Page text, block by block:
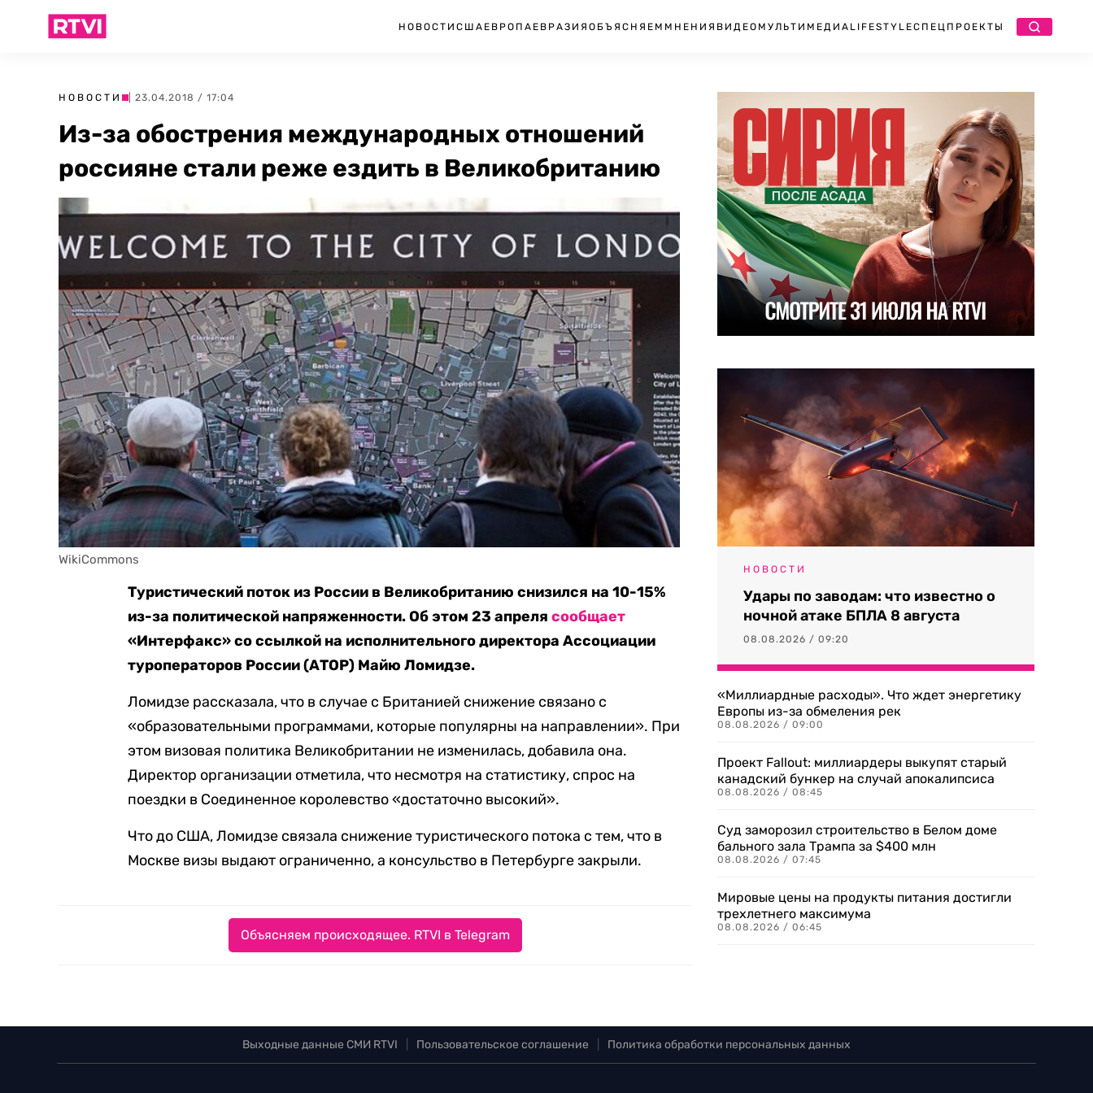
НОВОСТИ США ЕВРОПА ЕВРАЗИЯ ОБЪЯСНЯЕМ МНЕНИЯ ВИДЕО МУЛЬТИМЕДИА LIFESTYLEСПЕЦПРОЕКТЫ
НОВОСТИ | 23.04.2018 / 17:04
Из-за обострения международных отношений
россияне стали реже ездить в Великобританию
WikiCommons
Туристический поток из России в Великобританию снизился на 10-15%
из-за политической напряженности. Об этом 23 апрелясообщает
«Интерфакс» со ссылкой на исполнительного директора Ассоциации
туроператоров России (АТОР) Майю Ломидзе.
Ломидзе рассказала, что в случае с Британией снижение связано с
«образовательными программами, которые популярны на направлении». При
этом визовая политика Великобритании не изменилась, добавила она.
Директор организации отметила, что несмотря на статистику, спрос на
поездки в Соединенное королевство «достаточно высокий».
Что до США, Ломидзе связала снижение туристического потока с тем, что в
Москве визы выдают ограниченно, а консульство в Петербурге закрыли.
Объясняем происходящее. RTVI в Telegram
НОВОСТИ
Удары по заводам: что известно о
ночной атаке БПЛА 8 августа
08.08.2026 / 09:20
«Миллиардные расходы». Что ждет энергетику
Европы из-за обмеления рек
08.08.2026 / 09:00
Проект Fallout: миллиардеры выкупят старый
канадский бункер на случай апокалипсиса
08.08.2026 / 08:45
Суд заморозил строительство в Белом доме
бального зала Трампа за $400 млн
08.08.2026 / 07:45
Мировые цены на продукты питания достигли
трехлетнего максимума
08.08.2026 / 06:45
Выходные данные СМИ RTVI Пользовательское соглашение Политика обработки персональных данных